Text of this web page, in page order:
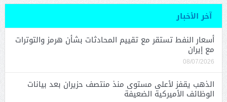
آخر الأخبار
أسعار النفط تستقر مع تقييم المحادثات بشأن هرمز والتوترات
مع إيران
08/07/2026
الذهب يقفز لأعلى مستوى منذ منتصف حزيران بعد بيانات
الوظائف الأميركية الضعيفة